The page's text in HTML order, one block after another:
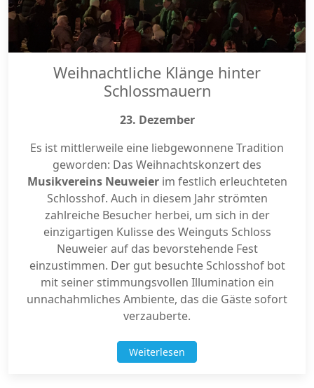
Weihnachtliche Klänge hinter
Schlossmauern
23. Dezember
Es ist mittlerweile eine liebgewonnene Tradition
geworden: Das Weihnachtskonzert des
Musikvereins Neuweierim festlich erleuchteten
Schlosshof. Auch in diesem Jahr strömten
zahlreiche Besucher herbei, um sich in der
einzigartigen Kulisse des Weinguts Schloss
Neuweier auf das bevorstehende Fest
einzustimmen. Der gut besuchte Schlosshof bot
mit seiner stimmungsvollen Illumination ein
unnachahmliches Ambiente, das die Gäste sofort
verzauberte.
Weiterlesen